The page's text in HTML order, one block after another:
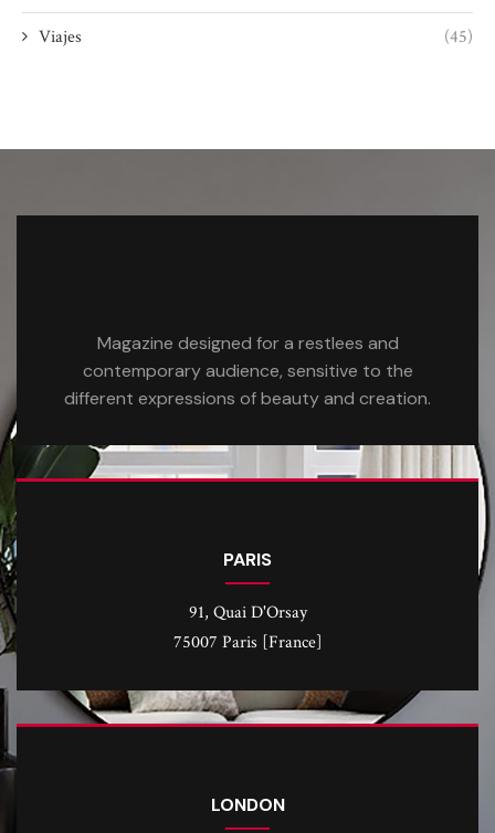
Viajes (45)
Magazine designed for a restlees and
contemporary audience, sensitive to the
different expressions of beauty and creation.
PARIS
91, Quai D'Orsay
75007 Paris [France]
LONDON